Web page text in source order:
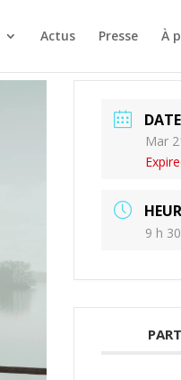
Actus Presse À
DATE
Mar
9 h